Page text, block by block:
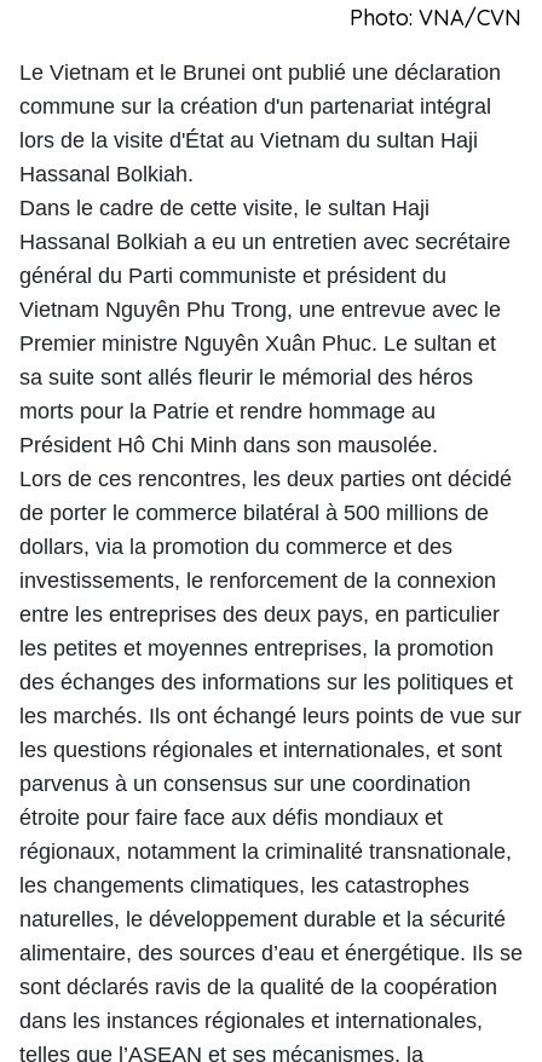
Photo: VNA/CVN
Le Vietnam et le Brunei ont publié une déclaration
commune sur la création d'un partenariat intégral
lors de la visite d'État au Vietnam du sultan Haji
Hassanal Bolkiah.
Dans le cadre de cette visite, le sultan Haji
Hassanal Bolkiah a eu un entretien avec secrétaire
général du Parti communiste et président du
Vietnam Nguyên Phu Trong, une entrevue avec le
Premier ministre Nguyên Xuân Phuc. Le sultan et
sa suite sont allés fleurir le mémorial des héros
morts pour la Patrie et rendre hommage au
Président Hô Chi Minh dans son mausolée.
Lors de ces rencontres, les deux parties ont décidé
de porter le commerce bilatéral à 500 millions de
dollars, via la promotion du commerce et des
investissements, le renforcement de la connexion
entre les entreprises des deux pays, en particulier
les petites et moyennes entreprises, la promotion
des échanges des informations sur les politiques et
les marchés. Ils ont échangé leurs points de vue sur
les questions régionales et internationales, et sont
parvenus à un consensus sur une coordination
étroite pour faire face aux défis mondiaux et
régionaux, notamment la criminalité transnationale,
les changements climatiques, les catastrophes
naturelles, le développement durable et la sécurité
alimentaire, des sources d’eau et énergétique. Ils se
sont déclarés ravis de la qualité de la coopération
dans les instances régionales et internationales,
telles que l’ASEAN et ses mécanismes, la